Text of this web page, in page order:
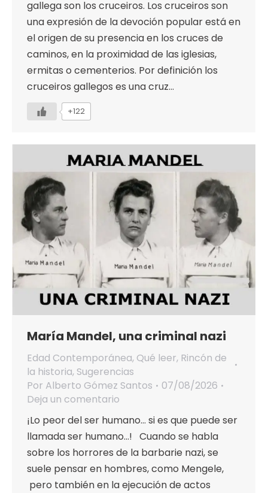
gallega son los cruceiros. Los cruceiros son
una expresión de la devoción popular está en
el origen de su presencia en los cruces de
caminos, en la proximidad de las iglesias,
ermitas o cementerios. Por definición los
cruceiros gallegos es una cruz…
+122
María Mandel, una criminal nazi
Edad Contemporánea, Qué leer, Rincón de
la historia, Sugerencias
Por Alberto Gómez Santos
07/08/2026
Deja un comentario
¡Lo peor del ser humano… si es que puede ser
llamada ser humano…! Cuando se habla
sobre los horrores de la barbarie nazi, se
suele pensar en hombres, como Mengele,
pero también en la ejecución de actos